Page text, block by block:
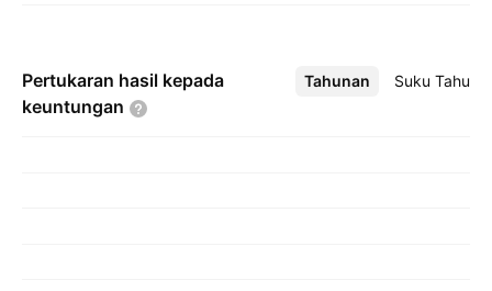
Pertukaran hasil kepada
keuntungan
Tahunan Suku
Lebih